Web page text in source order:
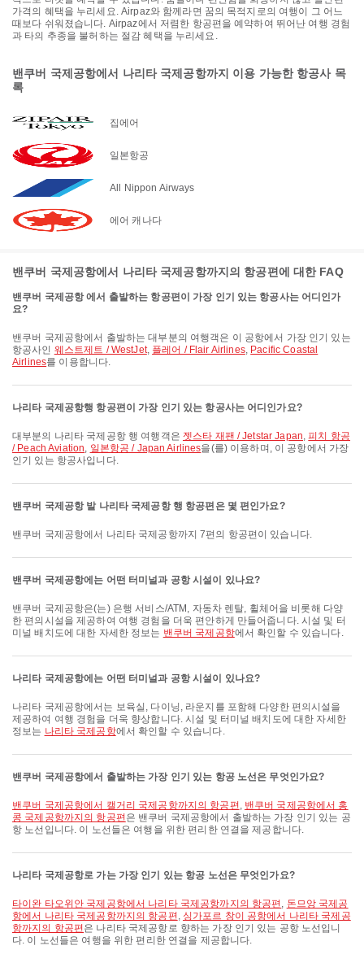
가격의 혜택을 누리세요. Airpaz와 함께라면 꿈의 목적지로의 여행이 그 어느
때보다 쉬워졌습니다. Airpaz에서 저렴한 항공편을 예약하여 뛰어난 여행 경험
과 타의 추종을 불허하는 절감 혜택을 누리세요.
밴쿠버 국제공항에서 나리타 국제공항까지 이용 가능한 항공사 목
록
집에어
일본항공
All Nippon Airways
에어 캐나다
밴쿠버 국제공항에서 나리타 국제공항까지의 항공편에 대한 FAQ
밴쿠버 국제공항 에서 출발하는 항공편이 가장 인기 있는 항공사는 어디인가
요?
밴쿠버 국제공항에서 출발하는 대부분의 여행객은 이 공항에서 가장 인기 있는
항공사인 웨스트제트 / WestJet, 플레어 / Flair Airlines, Pacific Coastal
Airlines를 이용합니다.
나리타 국제공항행 항공편이 가장 인기 있는 항공사는 어디인가요?
대부분의 나리타 국제공항 행 여행객은 젯스타 재팬 / Jetstar Japan,피치 항공
/ Peach Aviation, 일본항공 / Japan Airlines을(를) 이용하며, 이 공항에서 가장
인기 있는 항공사입니다.
밴쿠버 국제공항 발 나리타 국제공항 행 항공편은 몇 편인가요?
밴쿠버 국제공항에서 나리타 국제공항까지 7편의 항공편이 있습니다.
밴쿠버 국제공항에는 어떤 터미널과 공항 시설이 있나요?
밴쿠버 국제공항은(는) 은행 서비스/ATM, 자동차 렌탈, 휠체어을 비롯해 다양
한 편의시설을 제공하여 여행 경험을 더욱 편안하게 만들어줍니다. 시설 및 터
미널 배치도에 대한 자세한 정보는 밴쿠버 국제공항에서 확인할 수 있습니다.
나리타 국제공항에는 어떤 터미널과 공항 시설이 있나요?
나리타 국제공항에서는 보육실, 다이닝, 라운지를 포함해 다양한 편의시설을
제공하여 여행 경험을 더욱 향상합니다. 시설 및 터미널 배치도에 대한 자세한
정보는 나리타 국제공항에서 확인할 수 있습니다.
밴쿠버 국제공항에서 출발하는 가장 인기 있는 항공 노선은 무엇인가요?
밴쿠버 국제공항에서 캘거리 국제공항까지의 항공편 , 밴쿠버 국제공항에서 홍
콩 국제공항까지의 항공편 은 밴쿠버 국제공항에서 출발하는 가장 인기 있는 공
항 노선입니다. 이 노선들은 여행을 위한 편리한 연결을 제공합니다.
나리타 국제공항로 가는 가장 인기 있는 항공 노선은 무엇인가요?
타이완 타오위안 국제공항에서 나리타 국제공항까지의 항공편 , 돈므앙 국제공
항에서 나리타 국제공항까지의 항공편 , 싱가포르 창이 공항에서 나리타 국제공
항까지의 항공편 은 나리타 국제공항로 향하는 가장 인기 있는 공항 노선입니
다. 이 노선들은 여행을 위한 편리한 연결을 제공합니다.